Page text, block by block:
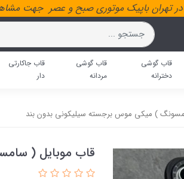
تهران باپیک موتوری صبح و عصر جهت
قاب گوشی
دخترانه
قاب گوشی
مردانه
قاب جاکارتی
دار
) میکی موس برجسته سیلیکونی بدون بند
قاب موبایل (